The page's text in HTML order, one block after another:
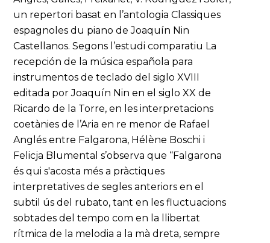
un repertori basat en l’antologia Classiques
espagnoles du piano de Joaquín Nin
Castellanos. Segons l’estudi comparatiu La
recepción de la música española para
instrumentos de teclado del siglo XVIII
editada por Joaquín Nin en el siglo XX de
Ricardo de la Torre, en les interpretacions
coetànies de l’Aria en re menor de Rafael
Anglés entre Falgarona, Hélène Boschi i
Felicja Blumental s’observa que “Falgarona
és qui s'acosta més a pràctiques
interpretatives de segles anteriors en el
subtil ús del rubato, tant en les fluctuacions
sobtades del tempo com en la llibertat
rítmica de la melodia a la mà dreta, sempre